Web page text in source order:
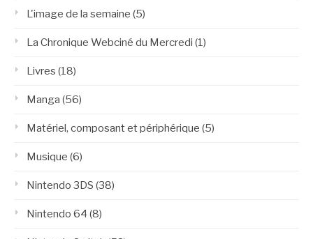
L'image de la semaine (5)
La Chronique Webciné du Mercredi (1)
Livres (18)
Manga (56)
Matériel, composant et périphérique (5)
Musique (6)
Nintendo 3DS (38)
Nintendo 64 (8)